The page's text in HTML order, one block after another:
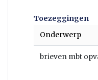
Toezeggingen
Onderwerp
brieven mbt